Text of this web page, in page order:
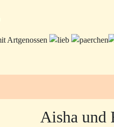
Aisha und